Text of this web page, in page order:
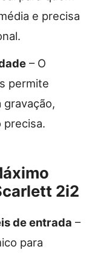
e precisa
– O
permite
precisa.
2i2
de entrada –
para